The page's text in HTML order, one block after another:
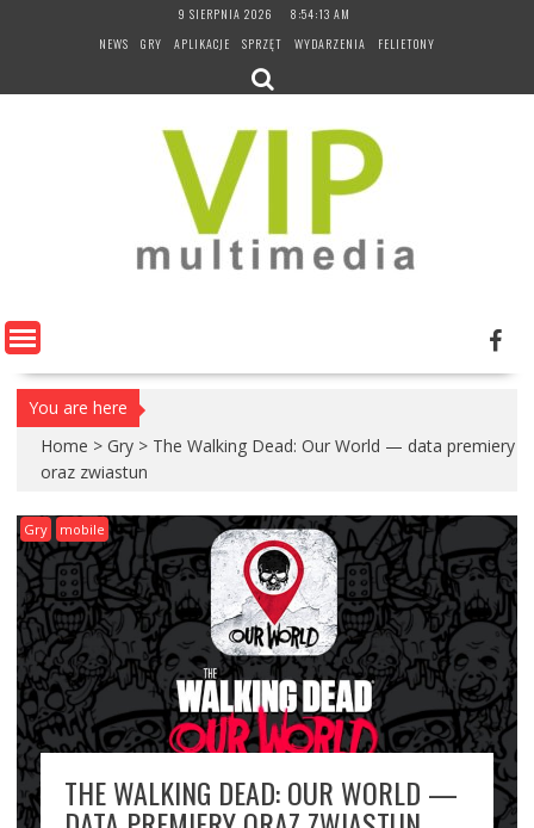
9 SIERPNIA 2026
8:54:14 AM
NEWS
GRY APLIKACJE SPRZĘT WYDARZENIA FELIETONY
You are here
Home > Gry > The Walking Dead: Our World — data premiery
oraz zwiastun
Gry mobile
THE WALKING DEAD: OUR WORLD —